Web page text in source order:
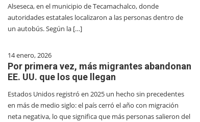
Alseseca, en el municipio de Tecamachalco, donde
autoridades estatales localizaron a las personas dentro de
un autobús. Según la […]
14 enero, 2026
Por primera vez, más migrantes abandonan
EE. UU. que los que llegan
Estados Unidos registró en 2025 un hecho sin precedentes
en más de medio siglo: el país cerró el año con migración
neta negativa, lo que significa que más personas salieron del